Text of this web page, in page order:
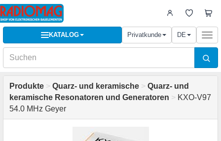
KATALOG Privatkunde DE
Produkte > Quarz- und keramische > Quarz- und
keramische Resonatoren und Generatoren > KXO-V97
54.0 MHz Geyer